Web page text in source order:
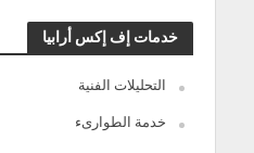
خدمات إف إكس أرابيا
التحليلات الفنية
خدمة الطوارىء